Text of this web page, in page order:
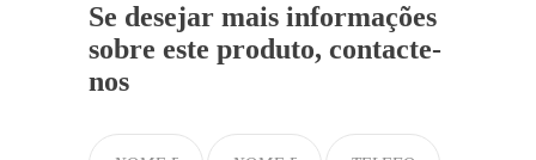
Se desejar mais informações
sobre este produto, contacte-
nos